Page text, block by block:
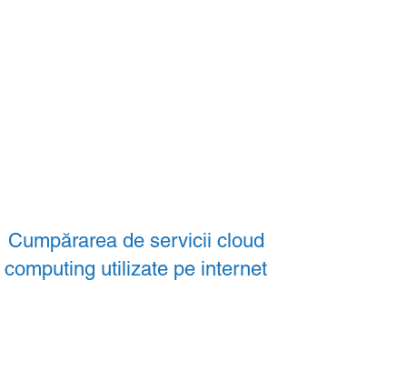
Cumpărarea de servicii cloud
computing utilizate pe internet